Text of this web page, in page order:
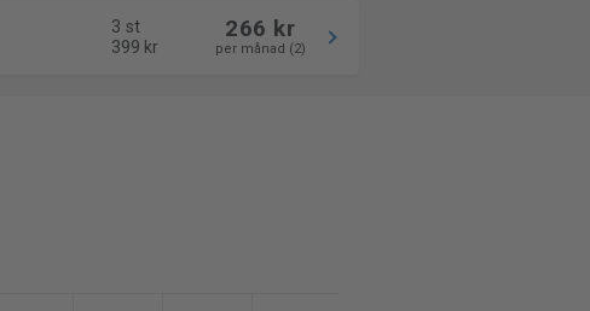
3 st
399 kr
266 kr
per månad (2)